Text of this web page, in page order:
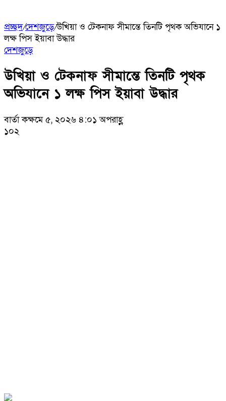
প্রচ্ছদ/দেশজুড়ে/উখিয়া ও টেকনাফ সীমান্তে তিনটি পৃথক অভিযানে ১
লক্ষ পিস ইয়াবা উদ্ধার
দেশজুড়ে
উখিয়া ও টেকনাফ সীমান্তে তিনটি পৃথক
অভিযানে ১ লক্ষ পিস ইয়াবা উদ্ধার
বার্তা কক্ষমে ৫, ২০২৬ ৪:০১ অপরাহ্ণ
১০২